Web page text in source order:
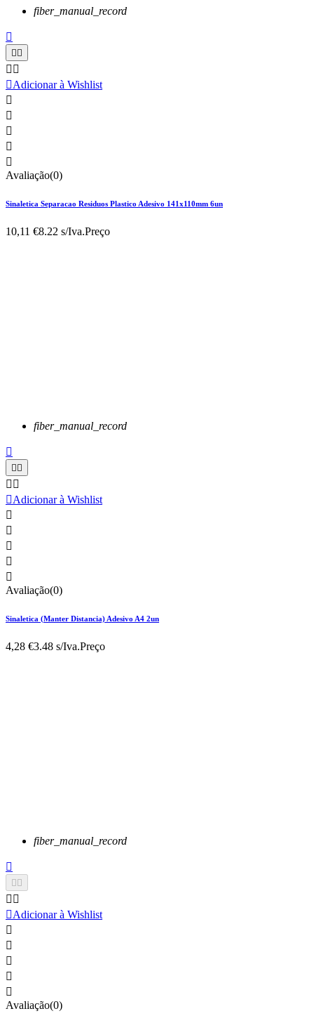
fiber_manual_record

 
 
Adicionar à Wishlist





Avaliação(0)
Sinaletica Separacao Residuos Plastico Adesivo 141x110mm 6un
10,11 €8.22 s/Iva.Preço
fiber_manual_record

 
 
Adicionar à Wishlist





Avaliação(0)
Sinaletica (Manter Distancia) Adesivo A4 2un
4,28 €3.48 s/Iva.Preço
fiber_manual_record

 
 
Adicionar à Wishlist





Avaliação(0)